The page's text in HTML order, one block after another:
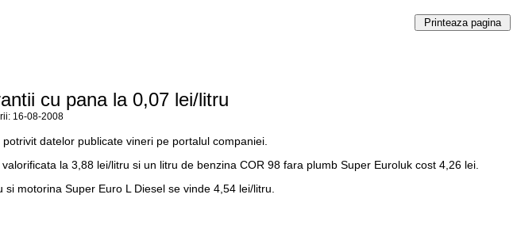
cu pana la 0,07 lei/litru
16-08-2008
datelor publicate vineri pe portalul companiei.
la 3,88 lei/litru si un litru de benzina COR 98 fara plumb Super Euroluk cost 4,26 lei.
motorina Super Euro L Diesel se vinde 4,54 lei/litru.